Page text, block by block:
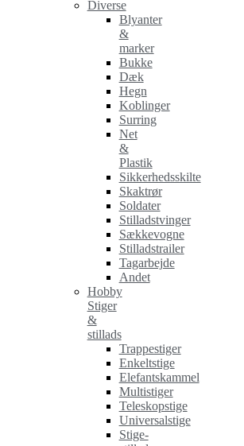
Diverse
Blyanter
&
marker
Bukke
Dæk
Hegn
Koblinger
Surring
Net
&
Plastik
Sikkerhedsskilte
Skaktrør
Soldater
Stilladstvinger
Sækkevogne
Stilladstrailer
Tagarbejde
Andet
Hobby
Stiger
&
stillads
Trappestiger
Enkeltstige
Elefantskammel
Multistiger
Teleskopstige
Universalstige
Stige-